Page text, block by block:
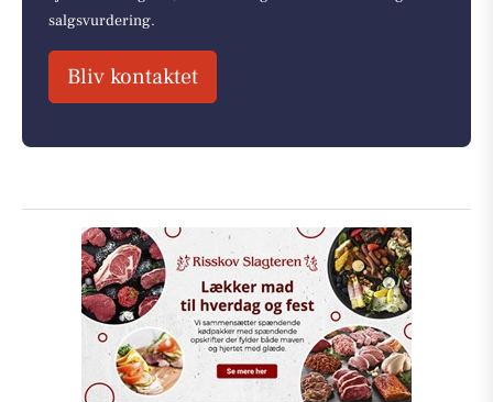
salgsvurdering.
Bliv kontaktet